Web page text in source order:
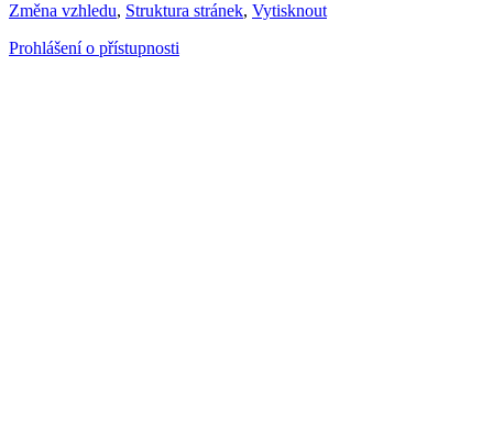
Změna vzhledu, Struktura stránek, Vytisknout
Prohlášení o přístupnosti